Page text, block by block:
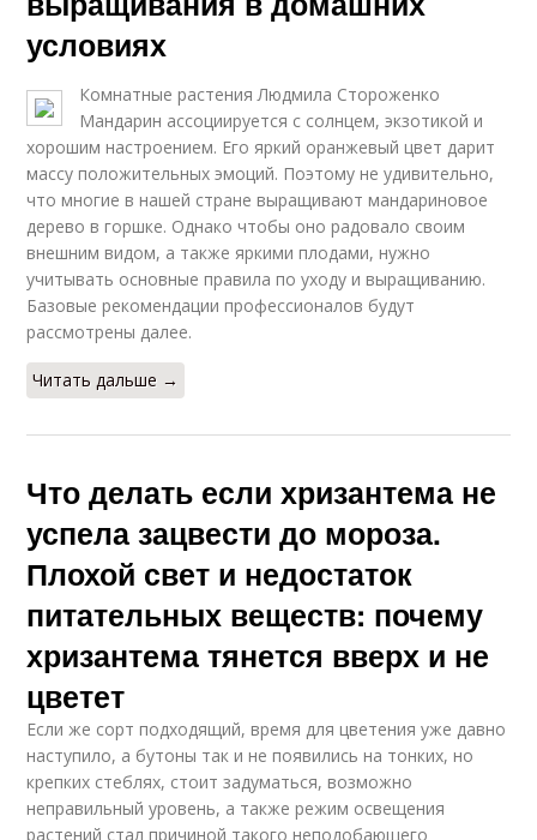
условиях
Комнатные растения Людмила Стороженко
Мандарин ассоциируется с солнцем, экзотикой и
хорошим настроением. Его яркий оранжевый цвет дарит
массу положительных эмоций. Поэтому не удивительно,
что многие в нашей стране выращивают мандариновое
дерево в горшке. Однако чтобы оно радовало своим
внешним видом, а также яркими плодами, нужно
учитывать основные правила по уходу и выращиванию.
Базовые рекомендации профессионалов будут
рассмотрены далее.
Читать дальше →
Что делать если хризантема не
успела зацвести до мороза.
Плохой свет и недостаток
питательных веществ: почему
хризантема тянется вверх и не
цветет
Если же сорт подходящий, время для цветения уже давно
наступило, а бутоны так и не появились на тонких, но
крепких стеблях, стоит задуматься, возможно
неправильный уровень, а также режим освещения
растений стал причиной такого неподобающего